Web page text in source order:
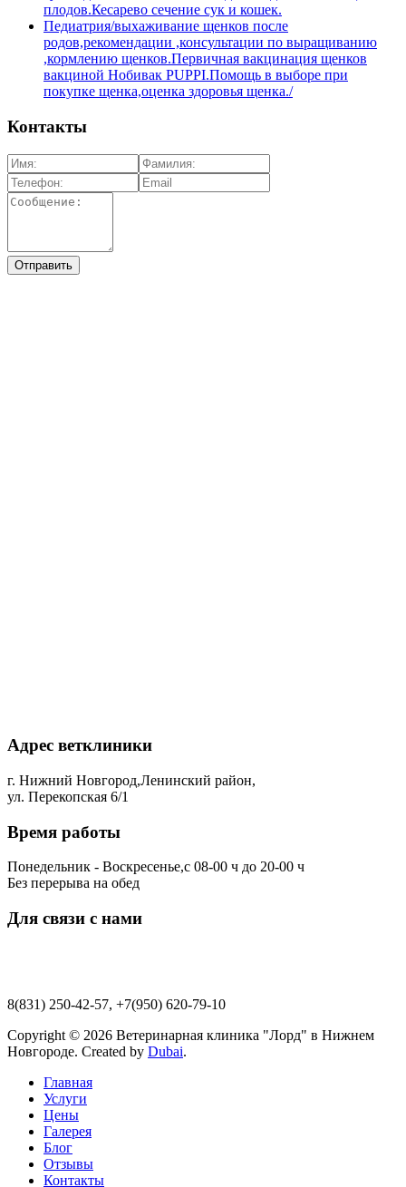
плодов.Кесарево сечение сук и кошек.
Педиатрия/выхаживание щенков после
родов,рекомендации ,консультации по выращиванию
,кормлению щенков.Первичная вакцинация щенков
вакциной Нобивак PUPPI.Помощь в выборе при
покупке щенка,оценка здоровья щенка./
Контакты
Адрес ветклиники
г. Нижний Новгород,Ленинский район,
ул. Перекопская 6/1
Время работы
Понедельник - Воскресенье,с 08-00 ч до 20-00 ч
Без перерыва на обед
Для связи с нами
8(831) 250-42-57, +7(950) 620-79-10
Copyright © 2026 Ветеринарная клиника "Лорд" в Нижнем
Новгороде. Created by Dubai.
Главная
Услуги
Цены
Галерея
Блог
Отзывы
Контакты